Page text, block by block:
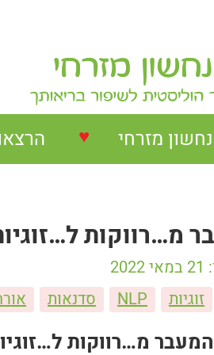
נחשון מזרחי
המלצות על הרצאות
המלצות על סדנאות
המלצות בתחום NLP
♥
מ…רווקות
זוגיות NLP סדנאות
מ…רווקות